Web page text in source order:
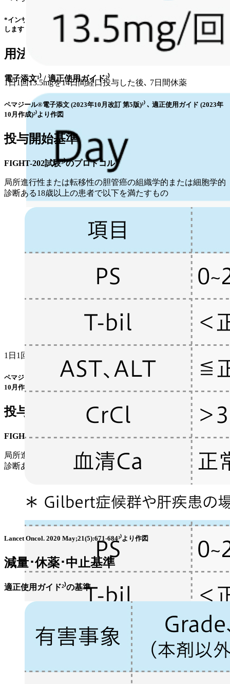
1日1回13.5mgを14日間経口投与した後､ 7日間休薬
ペマジール®電子添文 (2023年10月改訂 第5版)¹⁾ ､ 適正使用ガイド (2023年
10月作成)²⁾より作図
投与開始基準
FIGHT-202試験³⁾のプロトコル
局所進行性または転移性の胆管癌の組織学的または細胞学的
診断ある18歳以上の患者で以下を満たすもの
Lancet Oncol. 2020 May;21(5):671-684³⁾より作図
減量･休薬･中止基準
適正使用ガイド²⁾の基準
*インサイト･バイオサイエンシズ･ジャパン合同会社の外部サイトへ遷移
します
用法用量
電子添文¹⁾ / 適正使用ガイド²⁾
1日1回13.5mgを14日間経口投与した後､ 7日間休薬
ペマジール®電子添文 (2023年10月改訂 第5版)¹⁾ ､ 適正使用ガイド (2023年
10月作成)²⁾より作図
投与開始基準
FIGHT-202試験³⁾のプロトコル
局所進行性または転移性の胆管癌の組織学的または細胞学的
診断ある18歳以上の患者で以下を満たすもの